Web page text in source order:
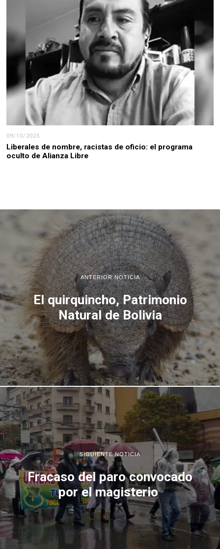
09/10/2025
Liberales de nombre, racistas de oficio: el programa
oculto de Alianza Libre
ANTERIOR NOTICIA
El quirquincho, Patrimonio
Natural de Bolivia
SIGUIENTE NOTICIA
Fracaso del paro convocado
por el magisterio